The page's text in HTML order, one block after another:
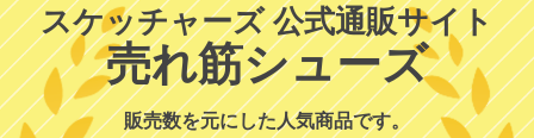
スケッチャーズ 公式通販サイト
売れ筋シューズ
販売数を元にした人気商品です。